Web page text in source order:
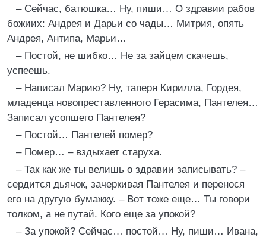
– Сейчас, батюшка… Ну, пиши… О здравии рабов
божиих: Андрея и Дарьи со чады… Митрия, опять
Андрея, Антипа, Марьи…
– Постой, не шибко… Не за зайцем скачешь,
успеешь.
– Написал Марию? Ну, таперя Кирилла, Гордея,
младенца новопреставленного Герасима, Пантелея…
Записал усопшего Пантелея?
– Постой… Пантелей помер?
– Помер… – вздыхает старуха.
– Так как же ты велишь о здравии записывать? –
сердится дьячок, зачеркивая Пантелея и перенося
его на другую бумажку. – Вот тоже еще… Ты говори
толком, а не путай. Кого еще за упокой?
– За упокой? Сейчас… постой… Ну, пиши… Ивана,